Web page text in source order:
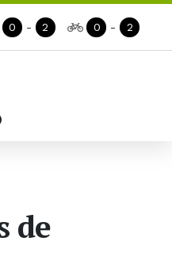
0 - 2 0 - 2
de